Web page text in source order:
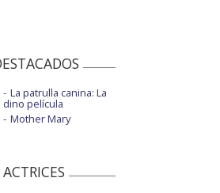
La patrulla canina: La
dino película
Mother Mary